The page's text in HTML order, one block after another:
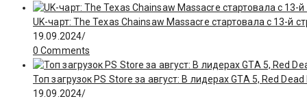
UK-чарт: The Texas Chainsaw Massacre стартовала с 13-й
19.09.2024/
0 Comments
Топ загрузок PS Store за август: В лидерах GTA 5, Red
19.09.2024/